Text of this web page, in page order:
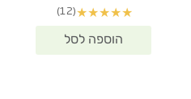
★
★
★
★
★
(12)